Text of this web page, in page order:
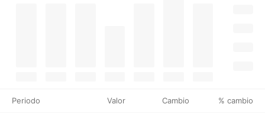
Periodo Valor Cambio % cambio